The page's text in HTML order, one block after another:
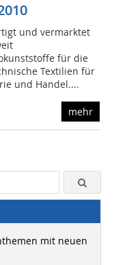
und vermarktet
für die
Textilien für
und Handel....
mehr
mit neuen